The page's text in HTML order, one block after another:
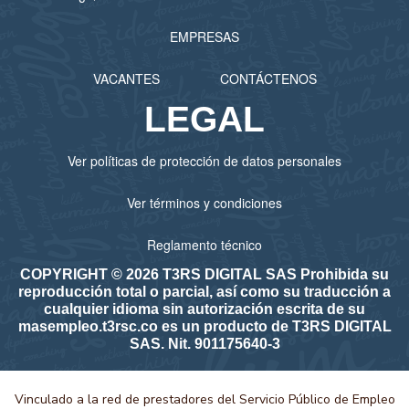
Aproa Consulting S.A.S
Arcos Dorados Colombia S.A.S.
B. BRAUN MEDICAL S.A.
BANCO BILBAO VIZCAYA ARGENTARIA COLOMBIA
S.A. - BBVA COLOMBIA
BANCO DE BOGOTA
BANCO DE OCCIDENTE S.A.
EMPRESAS
VACANTES CONTÁCTENOS
LEGAL
Ver políticas de protección de datos personales
Ver términos y condiciones
Reglamento técnico
COPYRIGHT © 2026 T3RS DIGITAL SAS Prohibida su
reproducción total o parcial, así como su traducción a
cualquier idioma sin autorización escrita de su
masempleo.t3rsc.co es un producto de T3RS DIGITAL
SAS. Nit. 901175640-3
Vinculado a la red de prestadores del Servicio Público de Empleo